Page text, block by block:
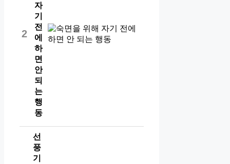
2
자
기
전
에
하
면
안
되
는
행
동
선
풍
기